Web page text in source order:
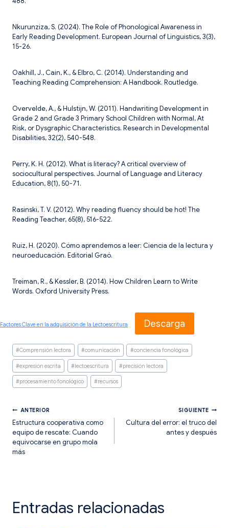
Nkurunziza, S. (2024). The Role of Phonological Awareness in
Early Reading Development. European Journal of Linguistics, 3(3),
15-26.
Oakhill, J., Cain, K., & Elbro, C. (2014). Understanding and
Teaching Reading Comprehension: A Handbook. Routledge.
Overvelde, A., & Hulstijn, W. (2011). Handwriting Development in
Grade 2 and Grade 3 Primary School Children with Normal, At
Risk, or Dysgraphic Characteristics. Research in Developmental
Disabilities, 32(2), 540-548.
Perry, K. H. (2012). What is literacy? A critical overview of
sociocultural perspectives. Journal of Language and Literacy
Education, 8(1), 50-71.
Rasinski, T. V. (2012). Why reading fluency should be hot! The
Reading Teacher, 65(8), 516-522.
Ruiz, H. (2020). Cómo aprendemos a leer: Ciencia de la lectura y
neuroeducación. Editorial Graó.
Treiman, R., & Kessler, B. (2014). How Children Learn to Write
Words. Oxford University Press.
Factores Clave en la adquisición de la Lectoescritura Descarga
Etiquetas
de
la
entrada:
#Comprensión lectora #comunicación #conciencia fonológica
#expresión escrita #lectoescritura #precisión lectora
#procesamiento fonológico #recursos
Navegación
de
ANTERIOR
Estructura cooperativa como
equipo de rescate: Cuando
equivocarse en grupo mola
más
SIGUIENTE
Cultura del error: el truco del
antes y después
Entradas relacionadas